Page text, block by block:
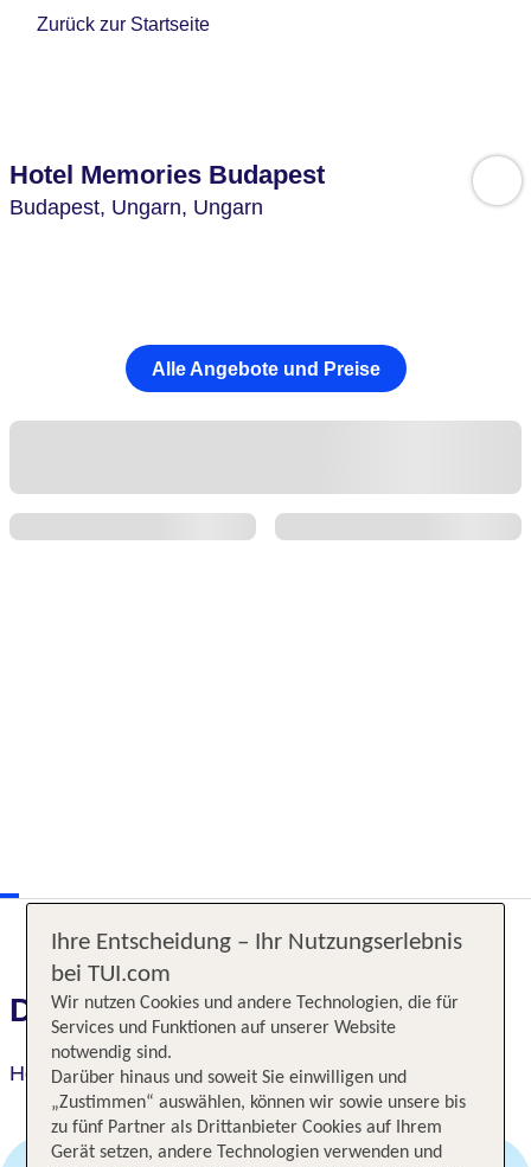
Zurück zur Startseite
Hotel Memories Budapest
Budapest, Ungarn, Ungarn
Alle Angebote und Preise
Das erwartet Sie
Hotel Memories Budapest
Ihre Entscheidung – Ihr Nutzungserlebnis
bei TUI.com
Wir nutzen Cookies und andere Technologien, die für
Services und Funktionen auf unserer Website
notwendig sind.
Darüber hinaus und soweit Sie einwilligen und
„Zustimmen“ auswählen, können wir sowie unsere bis
zu fünf Partner als Drittanbieter Cookies auf Ihrem
Gerät setzen, andere Technologien verwenden und